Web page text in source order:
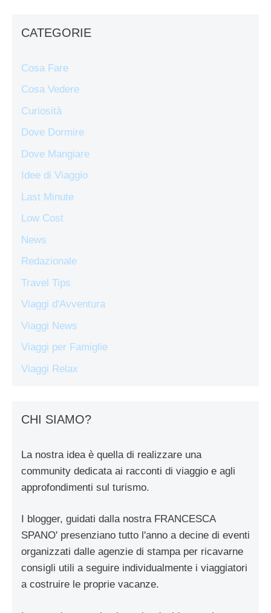
CATEGORIE
Cosa Fare
Cosa Vedere
Curiosità
Dove Dormire
Dove Mangiare
Idee di Viaggio
Last Minute
Low Cost
News
Redazionale
Travel Tips
Viaggi d'Avventura
Viaggi News
Viaggi per Famiglie
Viaggi Relax
CHI SIAMO?
La nostra idea è quella di realizzare una
community dedicata ai racconti di viaggio e agli
approfondimenti sul turismo.
I blogger, guidati dalla nostra FRANCESCA
SPANO' presenziano tutto l'anno a decine di eventi
organizzati dalle agenzie di stampa per ricavarne
consigli utili a seguire individualmente i viaggiatori
a costruire le proprie vacanze.